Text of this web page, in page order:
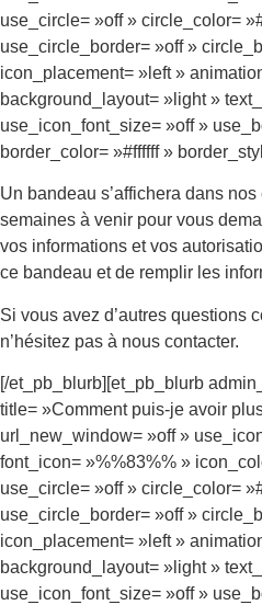
use_circle= »off » circle_color=
use_circle_border= »off »
icon_placement= »left »
background_layout= »light »
use_icon_font_size= »off »
border_color= »#ffffff »
Un bandeau s’affichera dans
semaines à venir pour vous
vos informations et vos
ce bandeau et de remplir les
Si vous avez d’autres questions
n’hésitez pas à nous contacter.
[/et_pb_blurb][et_pb_blurb
title= »Comment puis-je avoir
url_new_window= »off »
font_icon= »%%83%% »
use_circle= »off » circle_color=
use_circle_border= »off »
icon_placement= »left »
background_layout= »light »
use_icon_font_size= »off »